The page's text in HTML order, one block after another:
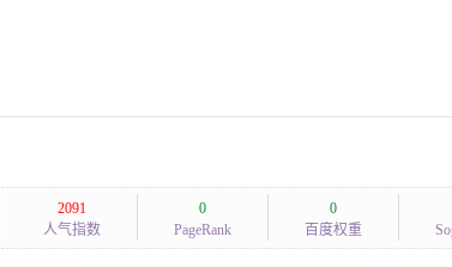
2091
人气指数
0
PageRank
0
百度权重